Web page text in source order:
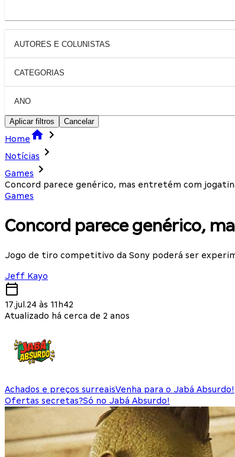
AUTORES E COLUNISTAS
CATEGORIAS
ANO
Aplicar filtros Cancelar
Home
Notícias
Games
Concord parece genérico, mas entretém com
Games
Concord parece genérico,
Jogo de tiro competitivo da Sony poderá ser
Jeff Kayo
17.jul.24 às 11h42
Atualizado há cerca de 2 anos
Achados e preços surreaisVenha para o Jabá Absurdo!
Ofertas secretas?Só no Jabá Absurdo!